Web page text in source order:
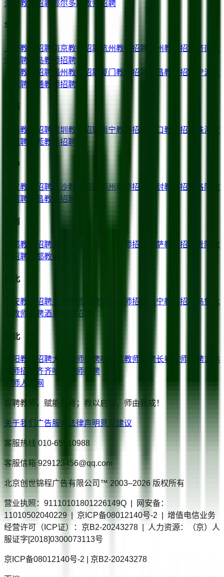
浩特 教师招聘 鄂尔多斯 教师招聘
华东
上海教师招聘 南京教师招聘 杭州教师招聘 苏州教师招聘 济南
师招聘
青岛教师招聘
合肥教师招聘 福州教师招聘 厦门 教师招聘 南昌教师招聘 宁波
师招聘
南通教师招聘
华南
教师招聘 深圳 教师招聘 南宁教师招聘 海口教师招聘 珠海
教
师招聘
东莞教师招聘
华中
武汉教师招聘 长沙教师招聘 郑州教师招聘 开封教师招聘 洛阳
教
师招聘
宜昌教师招聘
西南
成都教师招聘 教师招聘 拉萨教师招聘 贵阳
教
师招聘
昌都教师招聘
西北
西安教师招聘兰州 教师招聘 教师招聘 西宁教师招聘
乌鲁木
教师招聘酒泉 教师招聘
东北
沈阳教师招聘大连 教师招聘哈尔滨教师招聘长春 教师招聘吉林
教师招聘
齐齐哈尔
教师招聘
教师人才网
智聘教师，赋能教育；教以启智，师由我成！
关于我们 广告服务 法律声明意见建议
客服热线 010-65510988
客服信箱929123456@qq.com
北京创世锦程广告有限公司™ 2003–2026 版权所有
营业执照：91110101801226149Q | 网安备：
11010502040229 | 京ICP备08012140号-2 | 增值电信业务
经营许可（ICP证）：京B2-20243278 | 人力资源：（京）人
服证字[2018]0300073113号
京ICP备08012140号-2 | 京B2-20243278